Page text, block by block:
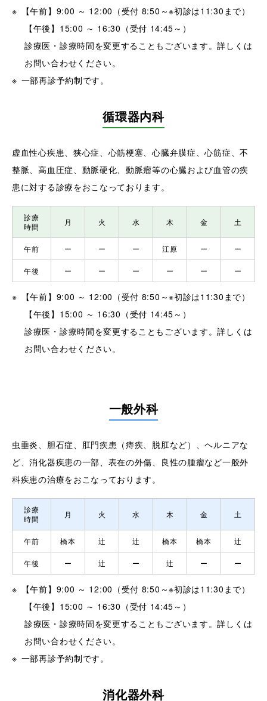
【午前】9:00 ～ 12:00（受付 8:50～※初診は11:30まで）
【午後】15:00 ～ 16:30（受付 14:45～）
診療医・診療時間を変更することもございます。詳しくは
お問い合わせください。
一部再診予約制です。
循環器内科
虚血性心疾患、狭心症、心筋梗塞、心臓弁膜症、心筋症、不
整脈、高血圧症、動脈硬化、動脈瘤等の心臓および血管の疾
患に対する診療をおこなっております。
診療
時間
月 火 水 木 金 土
午前 ー ー ー 江原 ー ー
午後 ー ー ー ー ー ー
【午前】9:00 ～ 12:00（受付 8:50～※初診は11:30まで）
【午後】15:00 ～ 16:30（受付 14:45～）
診療医・診療時間を変更することもございます。詳しくは
お問い合わせください。
一般外科
虫垂炎、胆石症、肛門疾患（痔疾、脱肛など）、ヘルニアな
ど、消化器疾患の一部、表在の外傷、良性の腫瘤など一般外
科疾患の治療をおこなっております。
診療
時間
月 火 水 木 金 土
午前 橋本 辻 辻 橋本 橋本 辻
午後 ー 辻 ー 辻 ー ー
【午前】9:00 ～ 12:00（受付 8:50～※初診は11:30まで）
【午後】15:00 ～ 16:30（受付 14:45～）
診療医・診療時間を変更することもございます。詳しくは
お問い合わせください。
一部再診予約制です。
消化器外科